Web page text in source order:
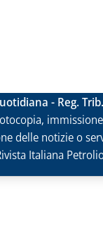
- Reg.
delle notizie o
Italiana